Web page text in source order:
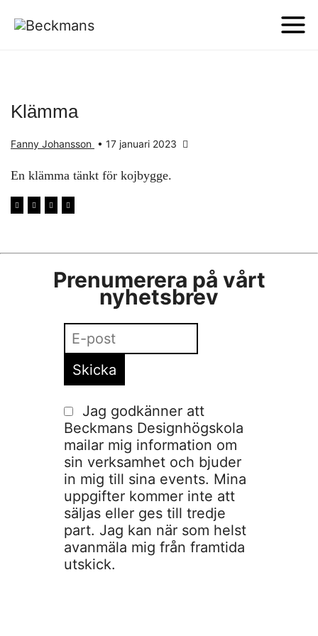
Klämma
Fanny Johansson • 17 januari 2023
En klämma tänkt för kojbygge.
Prenumerera på vårt
nyhetsbrev
Jag godkänner att
Beckmans Designhögskola
mailar mig information om
sin verksamhet och bjuder
in mig till sina events. Mina
uppgifter kommer inte att
säljas eller ges till tredje
part. Jag kan när som helst
avanmäla mig från framtida
utskick.